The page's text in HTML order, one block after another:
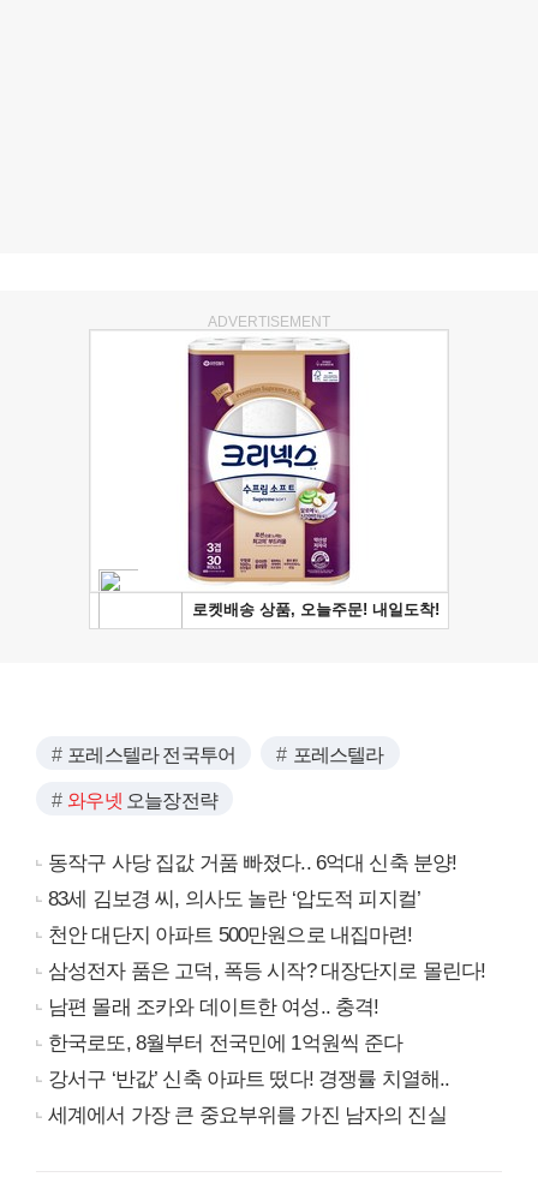
ADVERTISEMENT
포레스텔라 전국투어 포레스텔라
와우넷 오늘장전략
동작구 사당 집값 거품 빠졌다.. 6억대 신축 분양!
83세 김보경 씨, 의사도 놀란 ‘압도적 피지컬’
천안 대단지 아파트 500만원으로 내집마련!
삼성전자 품은 고덕, 폭등 시작? 대장단지로 몰린다!
남편 몰래 조카와 데이트한 여성.. 충격!
한국로또, 8월부터 전국민에 1억원씩 준다
강서구 ‘반값’ 신축 아파트 떴다! 경쟁률 치열해..
세계에서 가장 큰 중요부위를 가진 남자의 진실